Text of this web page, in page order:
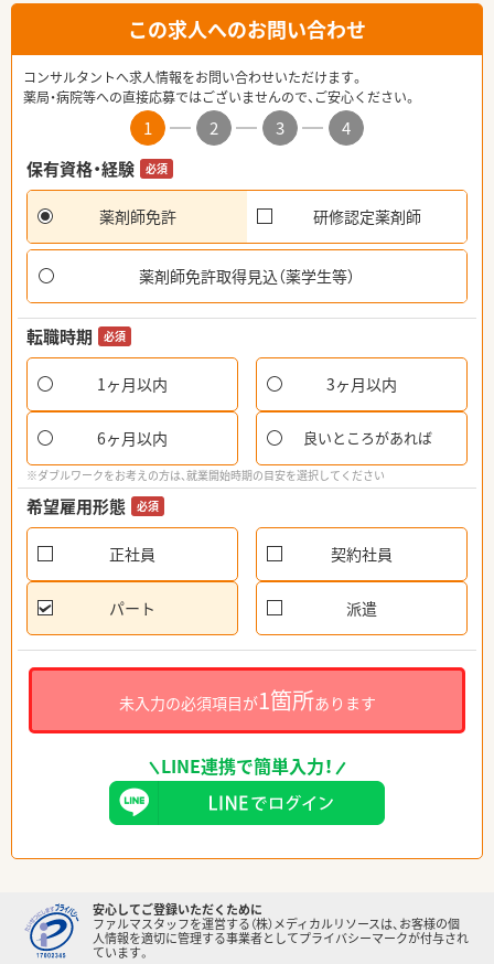
この求人へのお問い合わせ
コンサルタントへ求人情報をお問い合わせいただけます。
薬局・病院等への直接応募ではございませんので、ご安心ください。
1 2 3
4
保有資格・経験
必須
薬剤師免許 研修認定薬剤師
薬剤師免許取得見込（薬学生等）
転職時期 必須
1ヶ月以内 3ヶ月以内
6ヶ月以内 良いところがあれば
※ダブルワークをお考えの方は、就業開始時期の目安を選択してください
希望雇用形態 必須
正社員 契約社員
パート 派遣
未入力の必須項目が1箇所あります
LINE連携で簡単入力！
安心してご登録いただくために
ファルマスタッフを運営する（株）メディカルリソースは、お客様の個
人情報を適切に管理する事業者としてプライバシーマークが付与され
ています。